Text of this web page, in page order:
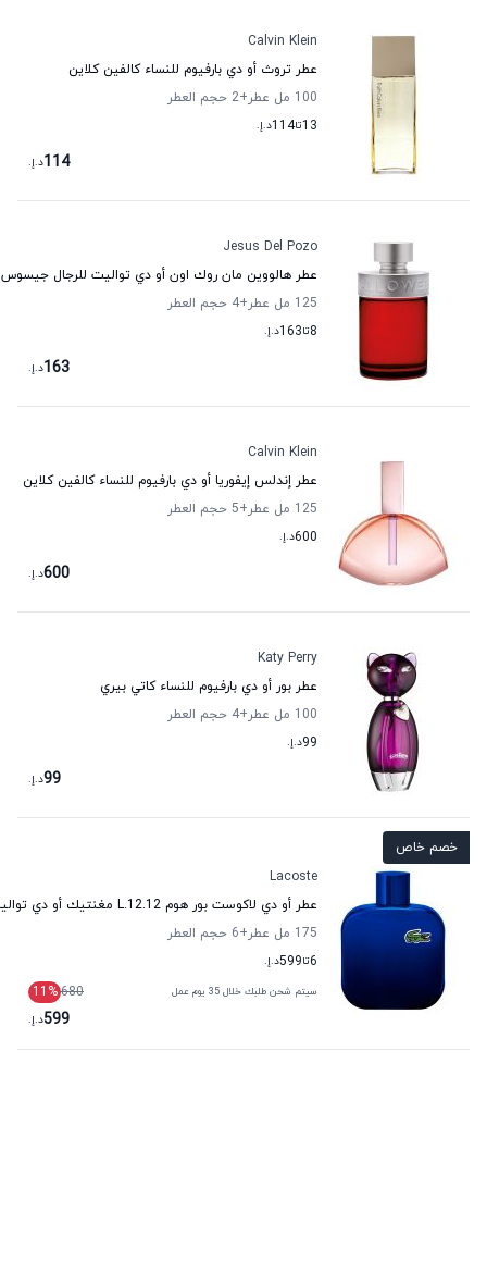
Calvin Klein
عطر تروث أو دي بارفيوم للنساء كالفين كلاين
100 مل عطر
+2
حجم العطر
13تا114د.إ.
114د.إ.
Jesus Del Pozo
عطر هالووين مان روك اون أو دي تواليت للرجال جيسوس
125 مل عطر
+4
حجم العطر
8تا163د.إ.
163د.إ.
Calvin Klein
عطر إندلس إيفوريا أو دي بارفيوم للنساء كالفين كلاين
125 مل عطر
+5
حجم العطر
600د.إ.
600د.إ.
Katy Perry
عطر بور أو دي بارفيوم للنساء كاتي بيري
100 مل عطر
+4
حجم العطر
99د.إ.
99د.إ.
خصم خاص
Lacoste
عطر أو دي لاكوست بور هوم L.12.12 مغنتيك أو دي تواليت للرجال لاكوست
175 مل عطر
+6
حجم العطر
6تا599د.إ.
سيتم شحن طلبك خلال 35 يوم عمل 680
11 %
599د.إ.